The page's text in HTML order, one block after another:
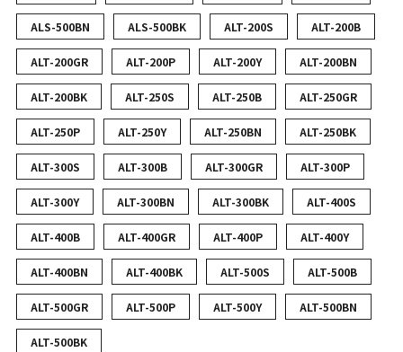
ALS-500BN ALS-500BK ALT-200S ALT-200B
ALT-200GR ALT-200P ALT-200Y ALT-200BN
ALT-200BK ALT-250S ALT-250B ALT-250GR
ALT-250P ALT-250Y ALT-250BN ALT-250BK
ALT-300S ALT-300B ALT-300GR ALT-300P
ALT-300Y ALT-300BN ALT-300BK ALT-400S
ALT-400B ALT-400GR ALT-400P ALT-400Y
ALT-400BN ALT-400BK ALT-500S ALT-500B
ALT-500GR ALT-500P ALT-500Y ALT-500BN
ALT-500BK